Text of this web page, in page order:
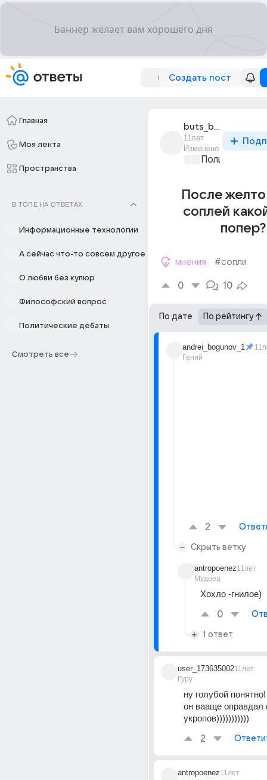
Создать пост
Главная
Моя лента
Пространства
В ТОПЕ НА ОТВЕТАХ
Информационные технологии
А сейчас что-то совсем другое
О любви без купюр
Философский вопрос
Политические дебаты
Смотреть все
buts_buts_buts
11лет
Изменено
После желто
соплей
попер?
мнения #сопли
0 10
По дате По рейтингу
andrei_bogunov_1
Гений
2
Скрыть ветку
antropoenez
Мудрец
11лет
Хохло -гнилое)
0
1 ответ
user_173635002
Гуру
11лет
ну голубой
он вааще оправдал
укропов)))))))))))
2
antropoenez11лет